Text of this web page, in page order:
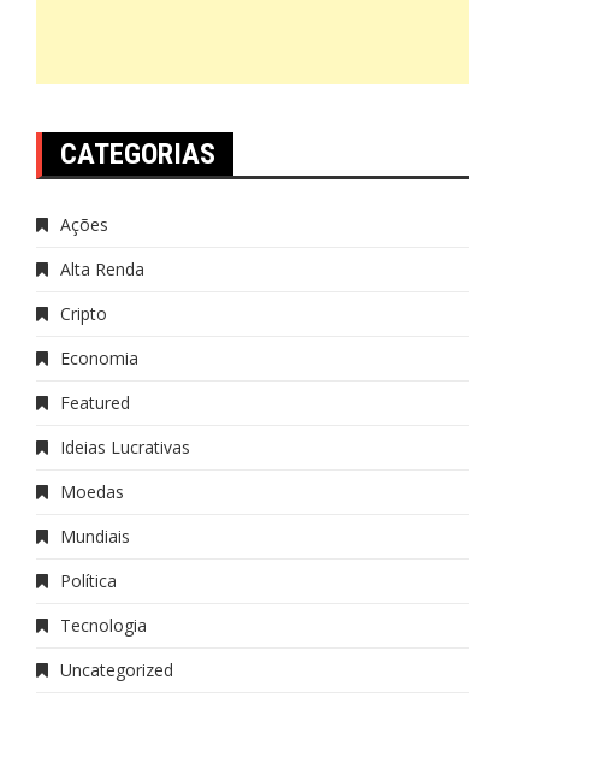
CATEGORIAS
Ações
Alta Renda
Cripto
Economia
Featured
Ideias Lucrativas
Moedas
Mundiais
Política
Tecnologia
Uncategorized